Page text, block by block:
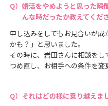
婚活をやめようと思った瞬
んな時だったか教えてくだ
申し込みをしてもお見合いが
かも？」と思いました。
その時に、岩田さんに相談を
つめ直し、お相手への条件を変
それはどの様に乗り越えま